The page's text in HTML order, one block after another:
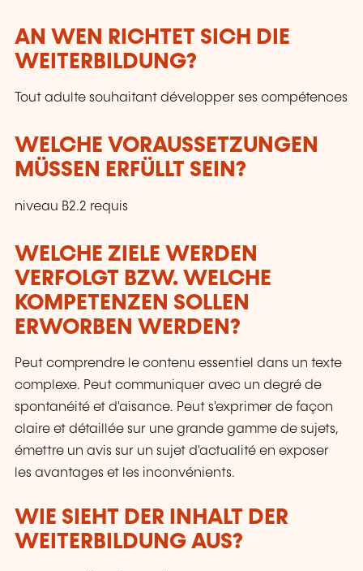
AN WEN RICHTET SICH DIE
WEITERBILDUNG?
Tout adulte souhaitant développer ses compétences
WELCHE VORAUSSETZUNGEN
MÜSSEN ERFÜLLT SEIN?
niveau B2.2 requis
WELCHE ZIELE WERDEN
VERFOLGT BZW. WELCHE
KOMPETENZEN SOLLEN
ERWORBEN WERDEN?
Peut comprendre le contenu essentiel dans un texte
complexe. Peut communiquer avec un degré de
spontanéité et d'aisance. Peut s'exprimer de façon
claire et détaillée sur une grande gamme de sujets,
émettre un avis sur un sujet d'actualité en exposer
les avantages et les inconvénients.
WIE SIEHT DER INHALT DER
WEITERBILDUNG AUS?